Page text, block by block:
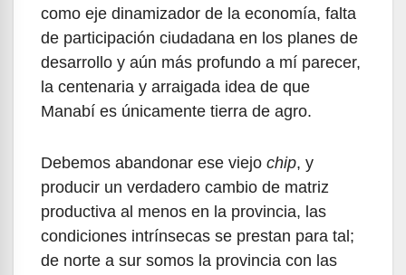
como eje dinamizador de la economía, falta
de participación ciudadana en los planes de
desarrollo y aún más profundo a mí parecer,
la centenaria y arraigada idea de que
Manabí es únicamente tierra de agro.
Debemos abandonar ese viejo chip, y
producir un verdadero cambio de matriz
productiva al menos en la provincia, las
condiciones intrínsecas se prestan para tal;
de norte a sur somos la provincia con las